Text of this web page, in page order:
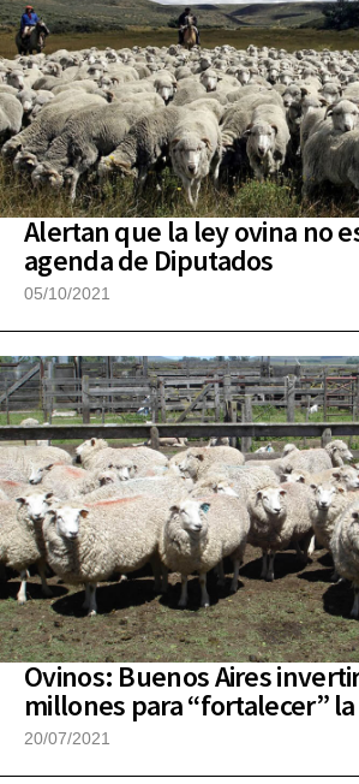
Alertan que la ley ovina no
agenda de Diputados
05/10/2021
Ovinos: Buenos Aires
millones para “fortalecer”
20/07/2021